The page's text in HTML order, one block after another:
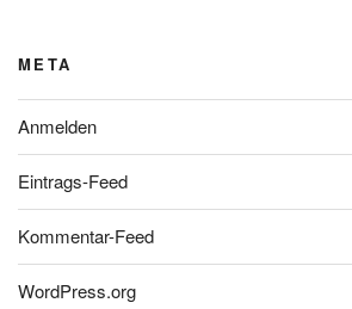
META
Anmelden
Eintrags-Feed
Kommentar-Feed
WordPress.org